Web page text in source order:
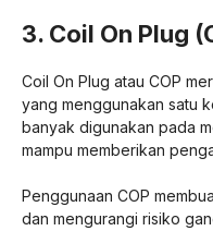
3. Coil On Plug
Coil On Plug atau COP
yang menggunakan satu
banyak digunakan pada
mampu memberikan
Penggunaan COP
dan mengurangi risiko